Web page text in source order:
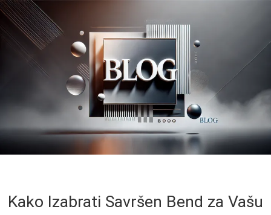
Kako Izabrati Savršen Bend za Vašu